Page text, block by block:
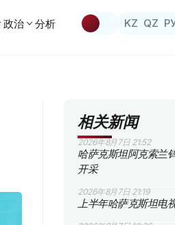
政治 分析 KZ QZ
相关新闻
2026年8月7日 21:52
哈萨克斯坦阿克索兰
开采
2026年8月7日 21:19
上半年哈萨克斯坦电